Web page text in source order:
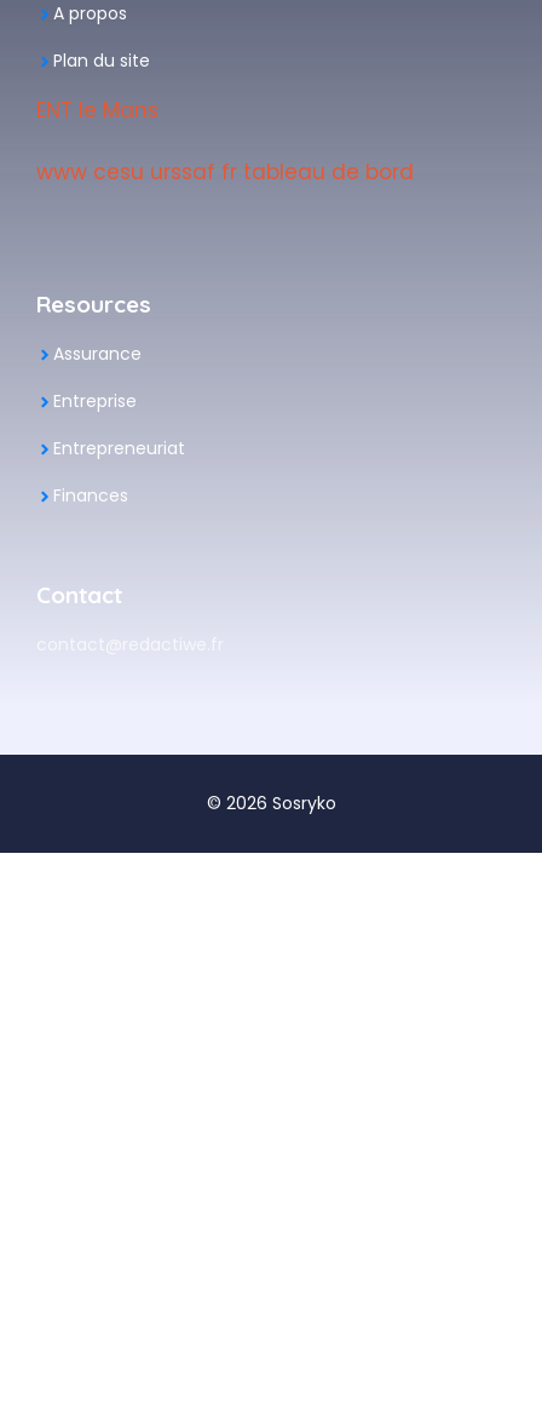
A propos
Plan du site
ENT le Mans
www cesu urssaf fr tableau de bord
Resources
Assurance
Entreprise
Entrepreneuriat
Finances
Contact
© 2026 Sosryko